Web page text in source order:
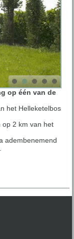
op één van de
het Helleketelbos
op 2 km van het
adembenemend